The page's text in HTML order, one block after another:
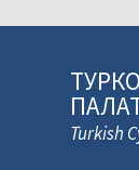
Turkish